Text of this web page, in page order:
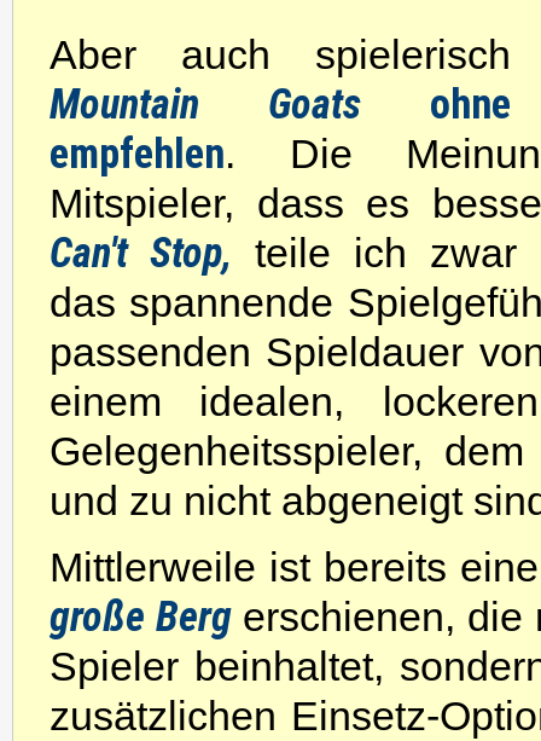
Aber auch
Mountain Goats
ohne
empfehlen. Die
Mitspieler, dass es
Can't Stop, teile ich zwar
das spannende
passenden Spieldauer
einem idealen,
Gelegenheitsspieler,
und zu nicht abgeneigt
Mittlerweile ist bereits
große Bergerschienen, die
Spieler beinhaltet,
zusätzlichen Einsetz-